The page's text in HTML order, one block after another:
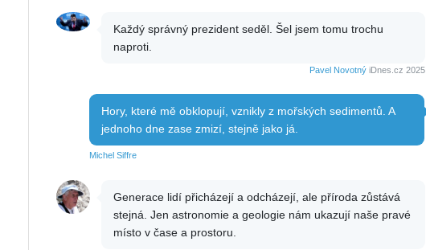
Každý správný prezident seděl. Šel jsem tomu trochu
naproti.
Pavel NovotnýiDnes.cz 2025
Hory, které mě obklopují, vznikly z mořských sedimentů. A
jednoho dne zase zmizí, stejně jako já.
Michel Siffre
Generace lidí přicházejí a odcházejí, ale příroda zůstává
stejná. Jen astronomie a geologie nám ukazují naše pravé
místo v čase a prostoru.